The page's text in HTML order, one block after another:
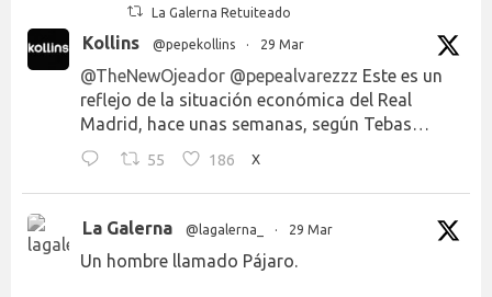
La Galerna Retuiteado
Kollins @pepekollins · 29 Mar
@TheNewOjeador @pepealvarezzz Este es un
reflejo de la situación económica del Real
Madrid, hace unas semanas, según Tebas…
55 186 X
La Galerna @lagalerna_ · 29 Mar
Un hombre llamado Pájaro.